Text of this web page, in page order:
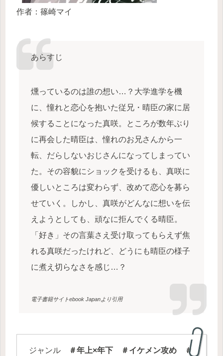
作者：篠崎マイ
あらすじ
燻っているのは誰の想い…？大学進学を機
に、憧れと恋心を抱いた従兄・晴臣の家に居
候することになった真咲。ところが数年ぶり
に再会した晴臣は、憧れのお兄さんから一
転、だらしないおじさんになってしまってい
た。その容貌にショックを受けるも、真咲に
優しいところは変わらず、改めて恋心を募ら
せていく。しかし、真咲がどんなに想いを伝
えようとしても、頑なに拒んでくる晴臣。
「好き」その言葉さえ受け取ってもらえず焦
れる真咲だったけれど、どうにも晴臣の様子
に煮え切らなさを感じ…？
電子書籍サイトebook Japanより引用
ジャンル
＃年上×年下 ＃イケメン攻め ＃